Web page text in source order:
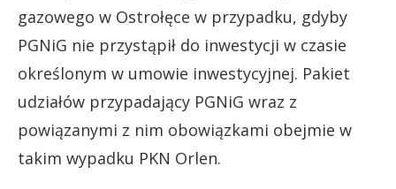
gazowego w Ostrołęce w przypadku, gdyby
PGNiG nie przystąpił do inwestycji w czasie
określonym w umowie inwestycyjnej. Pakiet
udziałów przypadający PGNiG wraz z
powiązanymi z nim obowiązkami obejmie w
takim wypadku PKN Orlen.